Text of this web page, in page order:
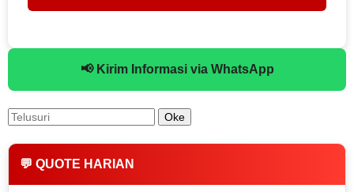
📢 Kirim Informasi via WhatsApp
💬 QUOTE HARIAN